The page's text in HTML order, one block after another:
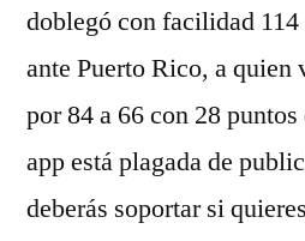
doblegó con facilidad
ante Puerto Rico, a quien
por 84 a 66 con 28
app está plagada de
deberás soportar si